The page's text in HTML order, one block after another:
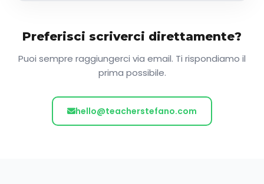
Preferisci scriverci direttamente?
Puoi sempre raggiungerci via email. Ti rispondiamo il
prima possibile.
hello@teacherstefano.com